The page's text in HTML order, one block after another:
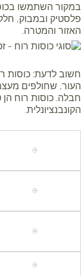
השתמשו בכוסות
ובמבוק,
והמטרה.
לדעת: כוסות
שחולפים
כוסות רוח הן